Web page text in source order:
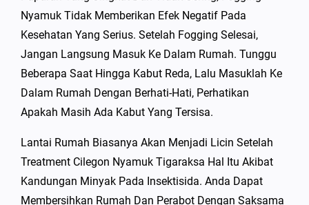
Nyamuk Tidak Memberikan Efek Negatif Pada
Kesehatan Yang Serius. Setelah Fogging Selesai,
Jangan Langsung Masuk Ke Dalam Rumah. Tunggu
Beberapa Saat Hingga Kabut Reda, Lalu Masuklah Ke
Dalam Rumah Dengan Berhati-Hati, Perhatikan
Apakah Masih Ada Kabut Yang Tersisa.
Lantai Rumah Biasanya Akan Menjadi Licin Setelah
Treatment Cilegon Nyamuk Tigaraksa Hal Itu Akibat
Kandungan Minyak Pada Insektisida. Anda Dapat
Membersihkan Rumah Dan Perabot Dengan Saksama